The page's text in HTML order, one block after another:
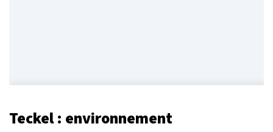
Teckel : environnement